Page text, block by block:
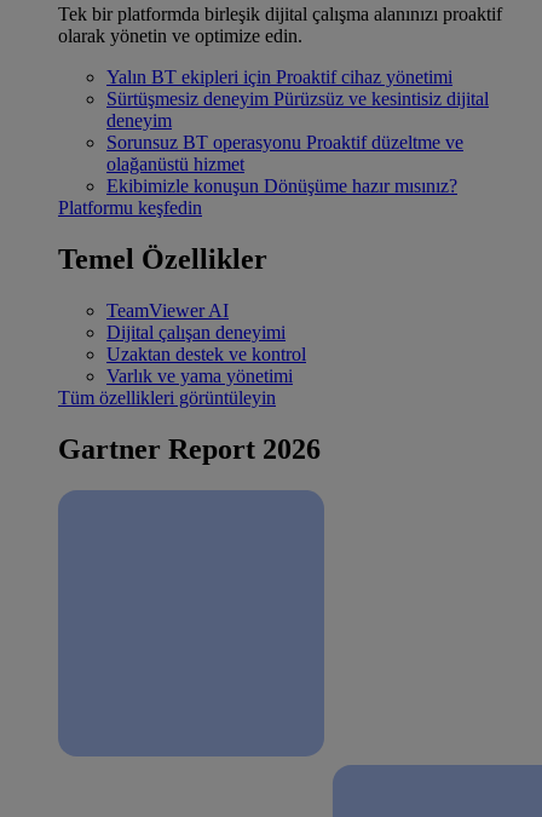
Tek bir platformda birleşik dijital çalışma alanınızı proaktif
olarak yönetin ve optimize edin.
Yalın BT ekipleri için Proaktif cihaz yönetimi
Sürtüşmesiz deneyim Pürüzsüz ve kesintisiz dijital
deneyim
Sorunsuz BT operasyonu Proaktif düzeltme ve
olağanüstü hizmet
Ekibimizle konuşun Dönüşüme hazır mısınız?
Platformu keşfedin
Temel Özellikler
TeamViewer AI
Dijital çalışan deneyimi
Uzaktan destek ve kontrol
Varlık ve yama yönetimi
Tüm özellikleri görüntüleyin
Gartner Report 2026